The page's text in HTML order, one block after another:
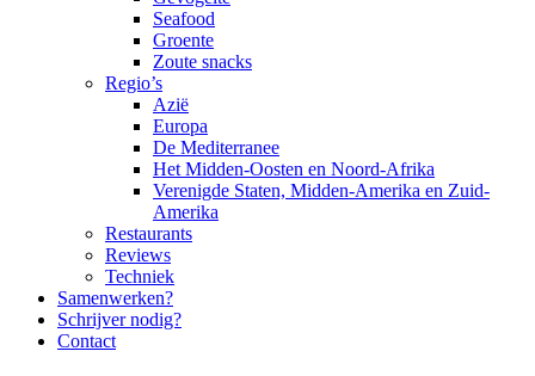
Seafood
Groente
Zoute snacks
Regio’s
Azië
Europa
De Mediterranee
Het Midden-Oosten en Noord-Afrika
Verenigde Staten, Midden-Amerika en Zuid-
Amerika
Restaurants
Reviews
Techniek
Samenwerken?
Schrijver nodig?
Contact